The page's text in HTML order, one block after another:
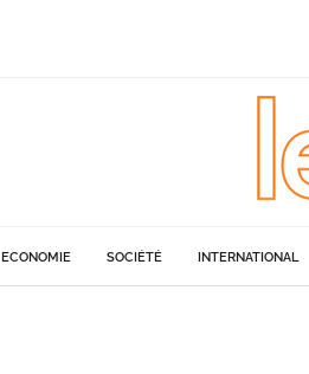
ECONOMIE SOCIÉTÉ INTERNATIONAL